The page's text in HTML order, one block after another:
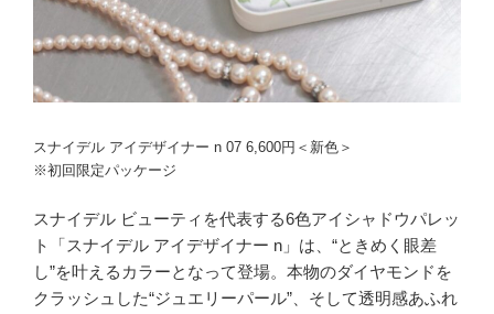
スナイデル アイデザイナー n 07 6,600円＜新色＞
※初回限定パッケージ
スナイデル ビューティを代表する6色アイシャドウパレッ
ト「スナイデル アイデザイナー n」は、“ときめく眼差
し”を叶えるカラーとなって登場。本物のダイヤモンドを
クラッシュした“ジュエリーパール”、そして透明感あふれ